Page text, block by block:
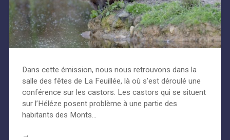
Dans cette émission, nous nous retrouvons dans la
salle des fêtes de La Feuillée, là où s’est déroulé une
conférence sur les castors. Les castors qui se situent
sur l’Héléze posent problème à une partie des
habitants des Monts…
→